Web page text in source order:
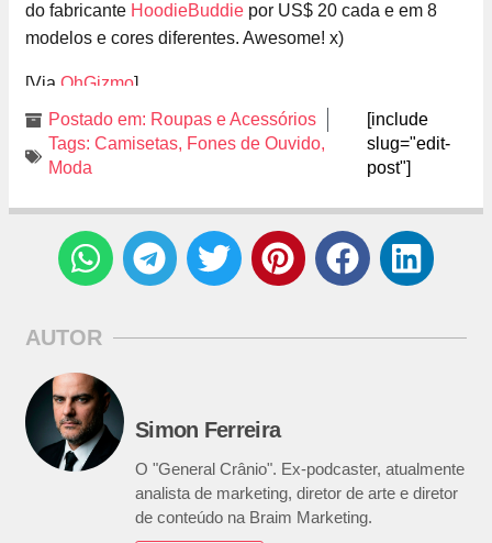
do fabricante HoodieBuddie por US$ 20 cada e em 8
modelos e cores diferentes. Awesome! x)
[Via OhGizmo]
Postado em: Roupas e Acessórios
Tags: Camisetas, Fones de Ouvido,
Moda
[include
slug="edit-
post"]
AUTOR
Simon Ferreira
O "General Crânio". Ex-podcaster, atualmente
analista de marketing, diretor de arte e diretor
de conteúdo na Braim Marketing.